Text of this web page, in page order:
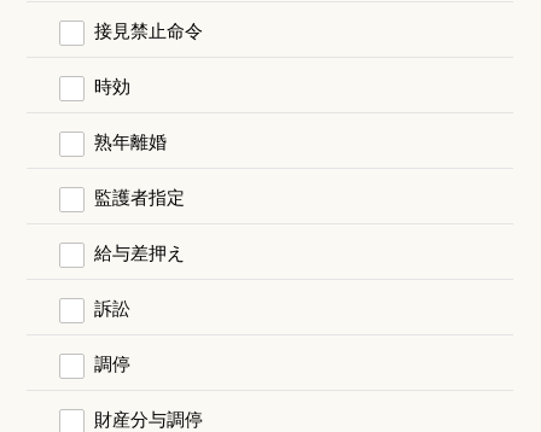
接見禁止命令
時効
熟年離婚
監護者指定
給与差押え
訴訟
調停
財産分与調停